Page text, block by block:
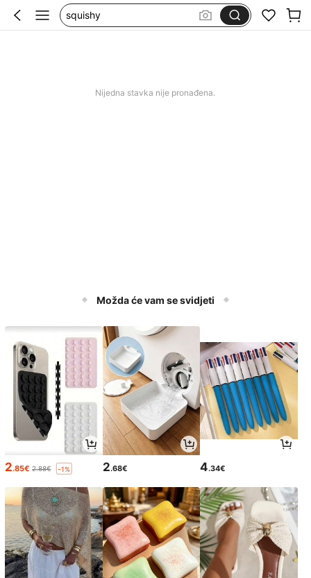
squishy
svecane haljine za svadbu
Nijedna stavka nije pronađena.
Možda će vam se svidjeti
2.85€ 2.88€ -1% 2.68€ 4.34€